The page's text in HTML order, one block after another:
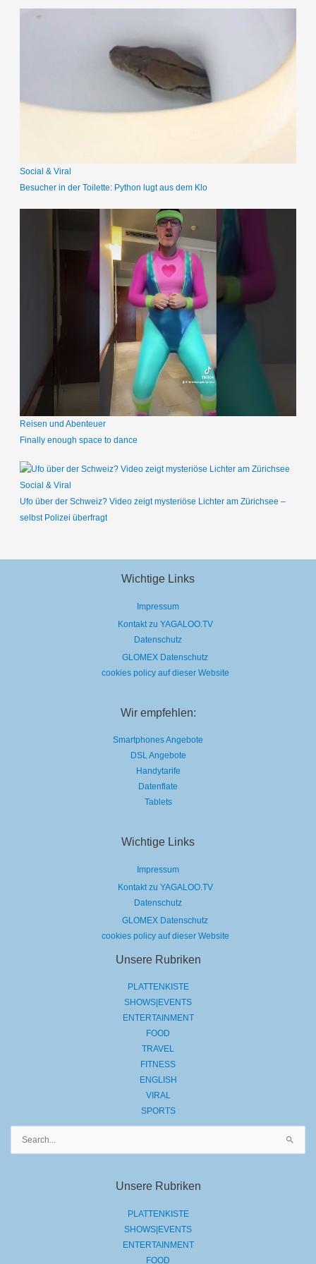
c
c
Social & Viral
Besucher in der Toilette: Python lugt aus dem Klo
Reisen und Abenteuer
Finally enough space to dance
Social & Viral
Ufo über der Schweiz? Video zeigt mysteriöse Lichter am Zürichsee –
selbst Polizei überfragt
Wichtige Links
Impressum
Kontakt zu YAGALOO.TV
Datenschutz
GLOMEX Datenschutz
cookies policy auf dieser Website
Wir empfehlen:
Smartphones Angebote
DSL Angebote
Handytarife
Datenflate
Tablets
Wichtige Links
Impressum
Kontakt zu YAGALOO.TV
Datenschutz
GLOMEX Datenschutz
cookies policy auf dieser Website
Unsere Rubriken
PLATTENKISTE
SHOWS|EVENTS
ENTERTAINMENT
FOOD
TRAVEL
FITNESS
ENGLISH
VIRAL
SPORTS
Unsere Rubriken
PLATTENKISTE
SHOWS|EVENTS
ENTERTAINMENT
FOOD